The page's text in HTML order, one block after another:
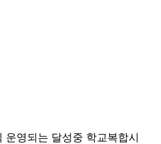
운영되는 달성중 학교복합시